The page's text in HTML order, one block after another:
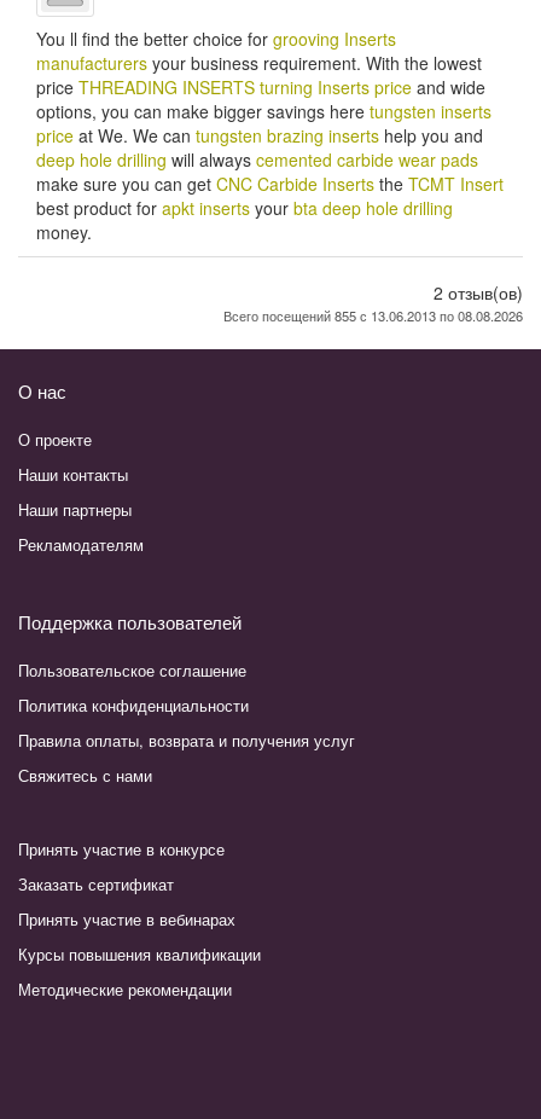
You ll find the better choice for grooving Inserts
manufacturers your business requirement. With the lowest
price THREADING INSERTS turning Inserts price and wide
options, you can make bigger savings here tungsten inserts
price at We. We can tungsten brazing inserts help you and
deep hole drilling will always cemented carbide wear pads
make sure you can get CNC Carbide Inserts the TCMT Insert
best product for apkt inserts your bta deep hole drilling
money.
2 отзыв(ов)
Всего посещений 855 с 13.06.2013 по 08.08.2026
О нас
О проекте
Наши контакты
Наши партнеры
Рекламодателям
Поддержка пользователей
Пользовательское соглашение
Политика конфиденциальности
Правила оплаты, возврата и получения услуг
Свяжитесь с нами
Принять участие в конкурсе
Заказать сертификат
Принять участие в вебинарах
Курсы повышения квалификации
Методические рекомендации